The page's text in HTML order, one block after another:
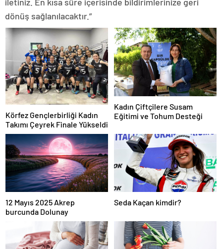
dönüş sağlanılacaktır.”
Körfez Gençlerbirliği Kadın
Takımı Çeyrek Finale Yükseldi
Kadın Çiftçilere Susam
Eğitimi ve Tohum Desteği
12 Mayıs 2025 Akrep
burcunda Dolunay
Seda Kaçan kimdir?